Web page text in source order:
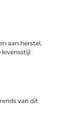
aan herstel,
levensstijl
van dit